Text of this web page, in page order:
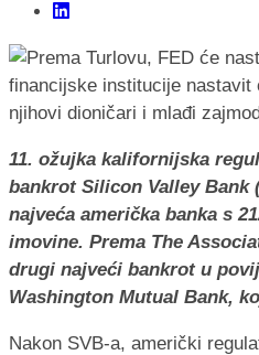
11. ožujka kalifornijska
bankrot Silicon Valley Bank
najveća američka banka s
imovine. Prema The
drugi najveći bankrot u
Washington Mutual Bank,
Nakon SVB-a, američki